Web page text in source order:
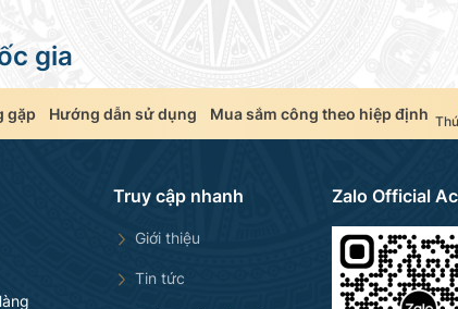
gia
gặp Hướng dẫn sử dụng Mua sắm công theo hiệp định
Truy cập nhanh
Giới thiệu
Tin tức
Zalo Official